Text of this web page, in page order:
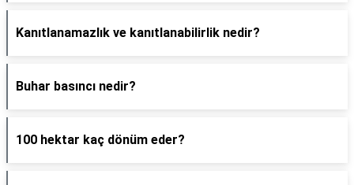
Kanıtlanamazlık ve kanıtlanabilirlik nedir?
Buhar basıncı nedir?
100 hektar kaç dönüm eder?